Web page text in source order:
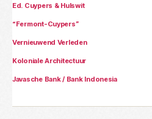
Ed. Cuypers & Hulswit
“Fermont-Cuypers”
Vernieuwend Verleden
Koloniale Architectuur
Javasche Bank / Bank Indonesia